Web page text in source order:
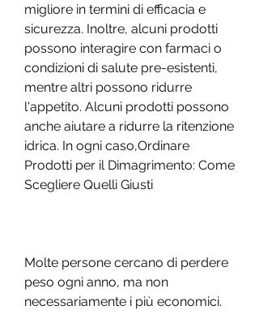
migliore in termini di efficacia e
sicurezza. Inoltre, alcuni prodotti
possono interagire con farmaci o
condizioni di salute pre-esistenti,
mentre altri possono ridurre
l'appetito. Alcuni prodotti possono
anche aiutare a ridurre la ritenzione
idrica. In ogni caso,Ordinare
Prodotti per il Dimagrimento: Come
Scegliere Quelli Giusti
Molte persone cercano di perdere
peso ogni anno, ma non
necessariamente i più economici.